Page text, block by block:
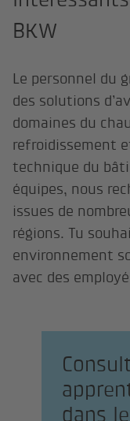
BKW
Le personnel du
des solutions
domaines du
refroidissement
technique du
équipes, nous
issues de
régions. Tu
environnement
avec des
dans